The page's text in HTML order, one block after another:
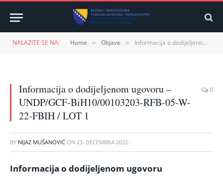
NALAZITE SE NA: Home » Objave » Informacija o dodijeljenom ugovoru – UNDP/GCF-BiH10/00103203-RFB-05-W-22-FBIH / LOT 1
Informacija o dodijeljenom ugovoru –
UNDP/GCF-BiH10/00103203-RFB-05-W-
22-FBIH / LOT 1
0
BY NIJAZ MUŠANOVIĆ ON 23. DECEMBRA 2022.
Informacija o dodijeljenom ugovoru